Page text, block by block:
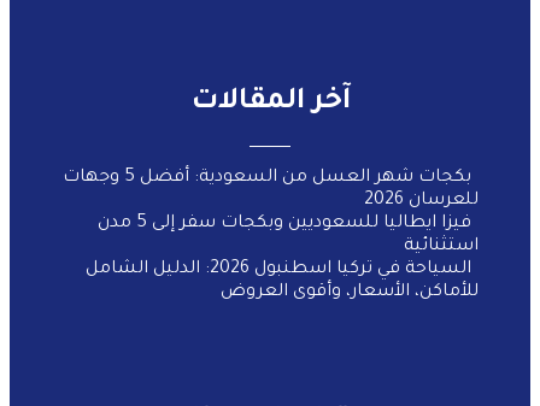
آخر المقالات
بكجات شهر العسل من السعودية: أفضل 5 وجهات
للعرسان 2026
فيزا ايطاليا للسعوديين وبكجات سفر إلى 5 مدن
استثنائية
السياحة في تركيا اسطنبول 2026: الدليل الشامل
للأماكن، الأسعار، وأقوى العروض